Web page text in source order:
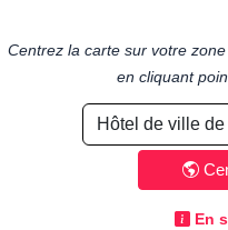
Centrez la carte sur votre
en cliquant
En